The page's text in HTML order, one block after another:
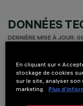
DONNÉES
DERNIÈRE MISE À JOUR:
DESCRIPTION
appareil miniaturisé à
optiques avec
En cliquant sur «
stockage de cookies
sur le site, analyser
marketing.
Plus